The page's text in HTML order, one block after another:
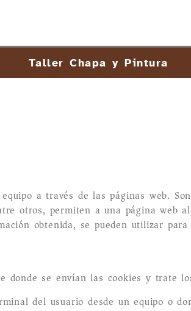
Taller Chapa y Pintura
a través de las páginas web.
otros, permiten a una página web
obtenida, se pueden utilizar
donde se envían las cookies y trate
del usuario desde un equipo o